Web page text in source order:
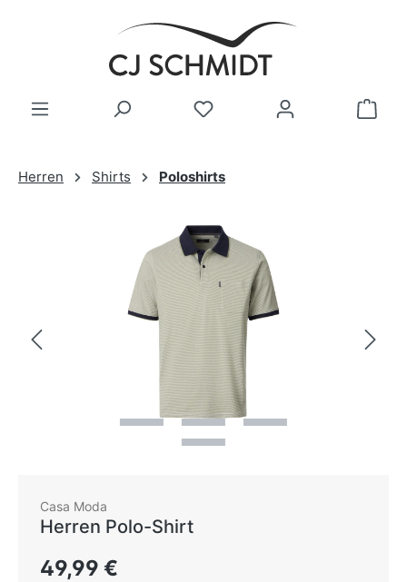
Zum Hauptinhalt springen
Herren Shirts Poloshirts
Bildergalerie überspringen
Casa Moda
Herren Polo-Shirt
Regulärer Preis:
49,99 €